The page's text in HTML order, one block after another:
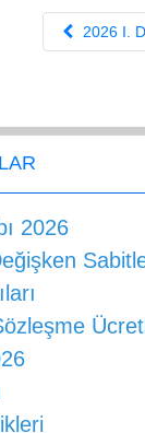
2026 I.
2026